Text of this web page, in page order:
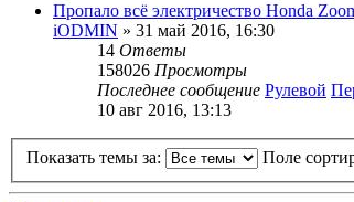
Пропало всё электричество Honda
iODMIN » 31 май 2016, 16:30
14 Ответы
158026 Просмотры
Последнее сообщение Рулевой
10 авг 2016, 13:13
Показать темы за: Поле